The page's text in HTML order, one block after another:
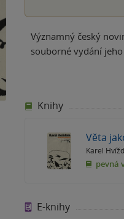
Významný český
souborné vydání
Knihy
Věta
Karel
pevná
E-knihy